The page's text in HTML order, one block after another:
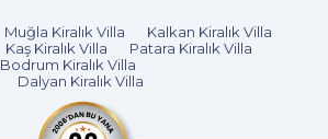
Muğla Kiralık Villa
Kalkan Kiralık Villa
Kaş Kiralık Villa
Patara Kiralık Villa
Bodrum Kiralık Villa
Dalyan Kiralık Villa